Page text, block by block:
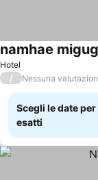
Hotel
namhae
/ Nessuna
Scegli le date
esatti